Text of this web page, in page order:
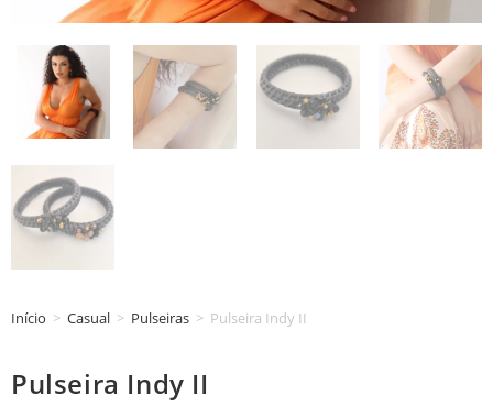
Início > Casual > Pulseiras > Pulseira Indy II
Pulseira Indy II